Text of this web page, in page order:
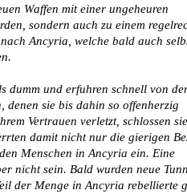
Waffen mit einer ungeheuren
sondern auch zu einem
Ancyria, welche bald auch
dumm und erfuhren schnell von
denen sie bis dahin so offenherzig
Vertrauen verletzt, schlossen
damit nicht nur die gierigen
Menschen in Ancyria ein. Eine
nicht sein. Bald wurden neue
der Menge in Ancyria rebellierte